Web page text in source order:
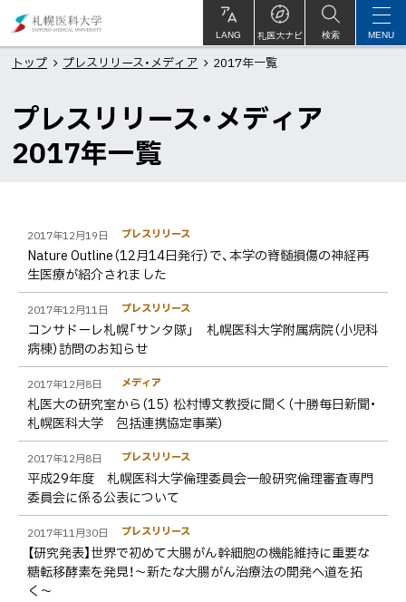
文
へ
医
大
LANG 札医大ナビ
サ
イ
検索 MENU
トップ プレスリリース・メディア 2017年一覧
プレスリリース・メディア
2017年一覧
内
一
一
覧
2017年12月19日 プレスリリース
Nature Outline（12月14日発行）で、本学の脊髄損傷の神経再
生医療が紹介されました
2017年12月11日 プレスリリース
コンサドーレ札幌「サンタ隊」 札幌医科大学附属病院（小児科
病棟）訪問のお知らせ
2017年12月8日 メディア
札医大の研究室から（15） 松村博文教授に聞く（十勝毎日新聞・
札幌医科大学 包括連携協定事業）
2017年12月8日 プレスリリース
平成29年度 札幌医科大学倫理委員会一般研究倫理審査専門
委員会に係る公表について
2017年11月30日 プレスリリース
【研究発表】世界で初めて大腸がん幹細胞の機能維持に重要な
糖転移酵素を発見！〜新たな大腸がん治療法の開発へ道を拓
く〜